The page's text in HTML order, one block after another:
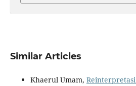
Similar Articles
Khaerul Umam,